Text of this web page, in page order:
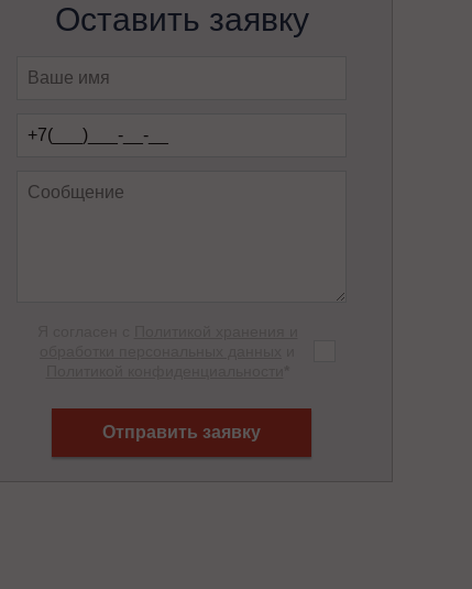
Оставить заявку
Отправить заявку